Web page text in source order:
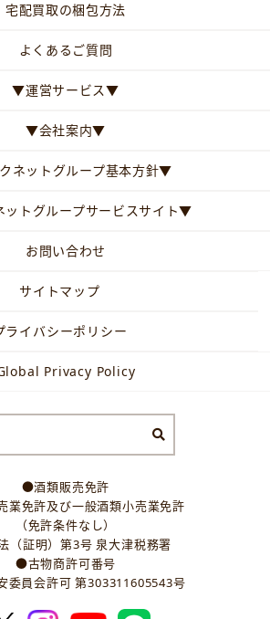
宅配買取の梱包方法
よくあるご質問
▼運営サービス▼
▼会社案内▼
ネットグループ基本方針▼
トグループサービスサイト▼
お問い合わせ
サイトマップ
ライバシーポリシー
Privacy Policy
●酒類販売免許
業免許及び一般酒類小売業免許
（免許条件なし）
（証明）第3号 泉大津税務署
●古物商許可番号
委員会許可 第303311605543号